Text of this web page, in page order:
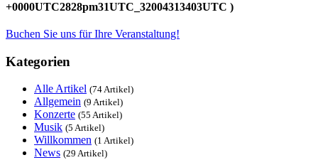
+0000UTC2828pm31UTC_32004313403UTC )
Buchen Sie uns für Ihre Veranstaltung!
Kategorien
Alle Artikel (74 Artikel)
Allgemein (9 Artikel)
Konzerte (55 Artikel)
Musik (5 Artikel)
Willkommen (1 Artikel)
News (29 Artikel)